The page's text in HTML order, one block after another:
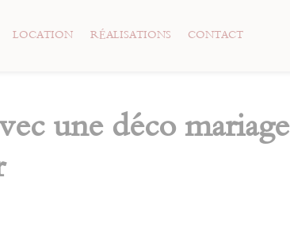
LOCATION RÉALISATIONS CONTACT
une déco mariage